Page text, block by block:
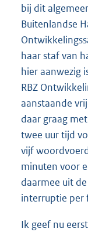
bij dit
Buitenlandse
haar staf van
hier aanwezig
RBZ
aanstaande
daar graag
twee uur tijd
vijf
minuten voor
daarmee uit
interruptie per
Ik geef nu